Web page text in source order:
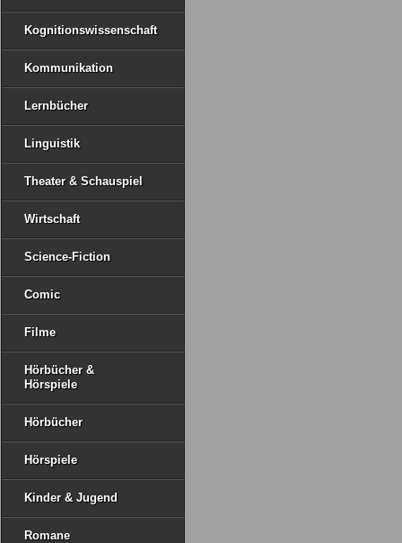
Kognitionswissenschaft
Kommunikation
Lernbücher
Linguistik
Theater & Schauspiel
Wirtschaft
Science-Fiction
Comic
Filme
Hörbücher &
Hörspiele
Hörbücher
Hörspiele
Kinder & Jugend
Romane